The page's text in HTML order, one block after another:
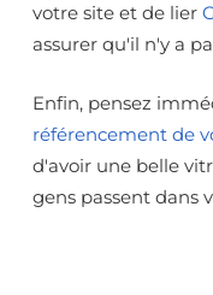
votre site et de lier
assurer qu'il n'y a
Enfin, pensez
référencement de
d'avoir une belle
gens passent dans